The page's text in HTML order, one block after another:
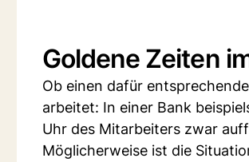
Goldene Zeiten
Ob einen dafür
arbeitet: In einer Bank
Uhr des Mitarbeiters zwar
Möglicherweise ist die